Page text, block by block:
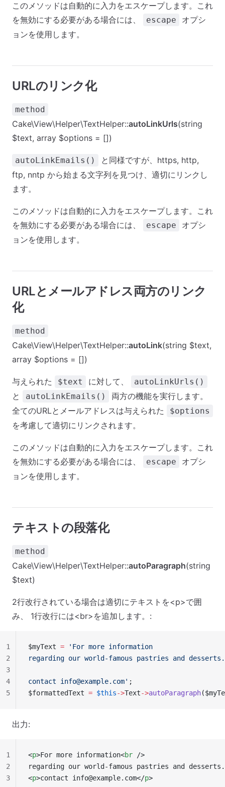
このメソッドは自動的に入力をエスケープします。これ
を無効にする必要がある場合には、
escape
オプシ
ョンを使用します。
URLのリンク化
method
Cake\View\Helper\TextHelper::autoLinkUrls(string
$text, array $options = [])
autoLinkEmails()
と同様ですが、https, http,
ftp, nntp から始まる文字列を見つけ、適切にリンクし
ます。
このメソッドは自動的に入力をエスケープします。これ
を無効にする必要がある場合には、
escape
オプシ
ョンを使用します。
URLとメールアドレス両方のリンク
化
method
Cake\View\Helper\TextHelper::autoLink(string $text,
array $options = [])
与えられた $text に対して、 autoLinkUrls()
と autoLinkEmails()
両方の機能を実行します。
全てのURLとメールアドレスは与えられた
$options
を考慮して適切にリンクされます。
このメソッドは自動的に入力をエスケープします。これ
を無効にする必要がある場合には、
escape
オプシ
ョンを使用します。
テキストの段落化
method
Cake\View\Helper\TextHelper::autoParagraph(string
$text)
2行改行されている場合は適切にテキストを<p>で囲
み、 1行改行には<br>を追加します。:
$myText = 'For more information
regarding our world-famous pastries and desserts.
contact info@example.com' ;
$formattedText = $this->Text->autoParagraph
1
2
3
4
5
出力:
<p>For more information<br />
regarding our world-famous pastries and
<p>contact info@example.com</p>
1
2
3